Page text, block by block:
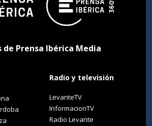
de Prensa Ibérica Media
Radio y televisión
LevanteTV
InformacionTV
Radio Levante